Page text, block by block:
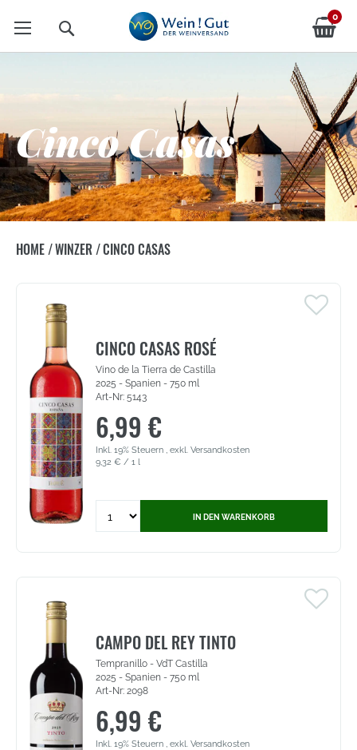
0
Cinco Casas
HOME/WINZER/CINCO CASAS
CINCO CASAS ROSÉ
Vino de la Tierra de Castilla
2025 - Spanien - 750 ml
Art-Nr: 5143
6,99 €
Inkl. 19% Steuern , exkl. Versandkosten
9,32 € / 1 l
for
Casas
la
Tierra
de
Castilla
IN DEN WARENKORB
CAMPO DEL REY TINTO
Tempranillo - VdT Castilla
2025 - Spanien - 750 ml
Art-Nr: 2098
6,99 €
Inkl. 19% Steuern , exkl. Versandkosten